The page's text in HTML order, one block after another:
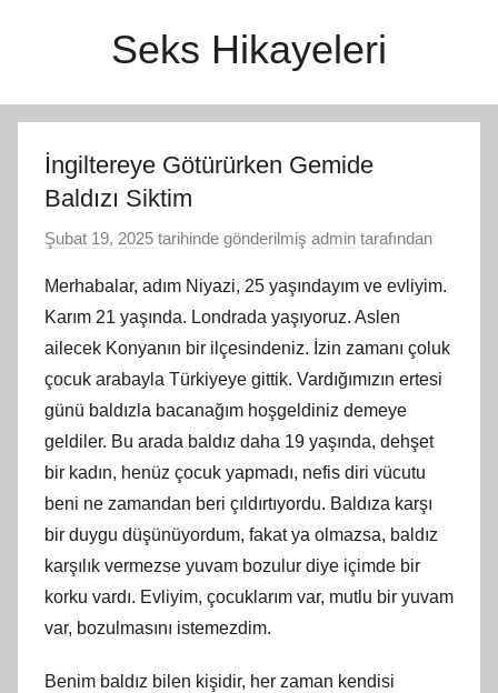
Seks Hikayeleri
İngiltereye Götürürken Gemide
Baldızı Siktim
Şubat 19, 2025 tarihinde gönderilmiş admin tarafından
Merhabalar, adım Niyazi, 25 yaşındayım ve evliyim.
Karım 21 yaşında. Londrada yaşıyoruz. Aslen
ailecek Konyanın bir ilçesindeniz. İzin zamanı çoluk
çocuk arabayla Türkiyeye gittik. Vardığımızın ertesi
günü baldızla bacanağım hoşgeldiniz demeye
geldiler. Bu arada baldız daha 19 yaşında, dehşet
bir kadın, henüz çocuk yapmadı, nefis diri vücutu
beni ne zamandan beri çıldırtıyordu. Baldıza karşı
bir duygu düşünüyordum, fakat ya olmazsa, baldız
karşılık vermezse yuvam bozulur diye içimde bir
korku vardı. Evliyim, çocuklarım var, mutlu bir yuvam
var, bozulmasını istemezdim.
Benim baldız bilen kişidir, her zaman kendisi